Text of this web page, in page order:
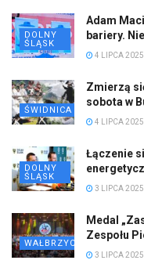
DOLNY
ŚLĄSK
Adam
bariery.
4 LIPCA 2025
ŚWIDNICA
Zmierzą
sobota w
4 LIPCA 2025
DOLNY
ŚLĄSK
Łączenie
3 LIPCA 2025
WAŁBRZYCH
Medal
Zespołu
3 LIPCA 2025